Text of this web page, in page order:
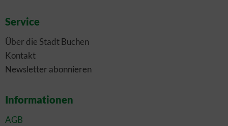
Service
Über die Stadt Buchen
Kontakt
Newsletter abonnieren
Informationen
AGB